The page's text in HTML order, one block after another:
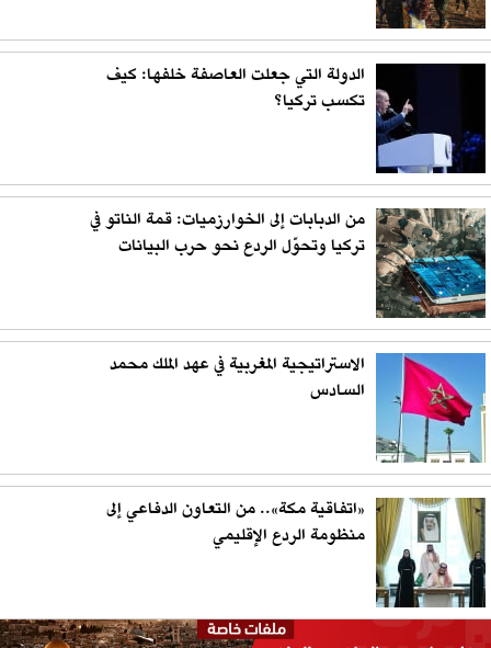
الدولة التي جعلت العاصفة خلفها: كيف
تكسب تركيا؟
من الدبابات إلى الخوارزميات: قمة الناتو في
تركيا وتحوّل الردع نحو حرب البيانات
الاستراتيجية المغربية في عهد الملك محمد
السادس
«اتفاقية مكة».. من التعاون الدفاعي إلى
منظومة الردع الإقليمي